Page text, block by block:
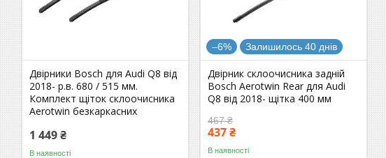
Двірники Bosch для Audi Q8 від
2018- р.в. 680 / 515 мм.
Комплект щіток склоочисника
Aerotwin безкаркасних
1 449 ₴
В наявності
–6% Залишилось 40 днів
Двірник склоочисника задній
Bosch Aerotwin Rear для Audi
Q8 від 2018- щітка 400 мм
467 ₴
437 ₴
В наявності